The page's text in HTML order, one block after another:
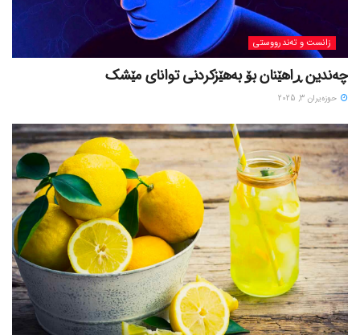
زانست و تەندرووستی
چەندین ڕاهێنان بۆ بەهێزکردنی توانای مێشک
حوزه‌یران 3, 2025